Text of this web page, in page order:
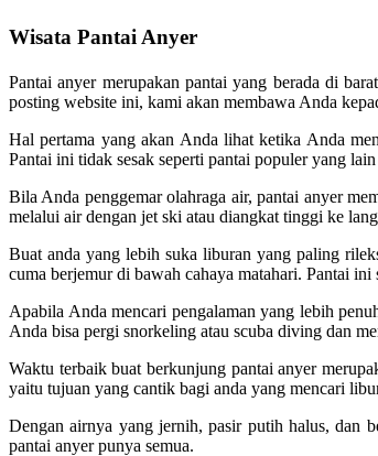
Wisata Pantai Anyer
Pantai anyer merupakan pantai yang berada di
posting website ini, kami akan membawa Anda
Hal pertama yang akan Anda lihat ketika Anda
Pantai ini tidak sesak seperti pantai populer yang
Bila Anda penggemar olahraga air, pantai anyer
melalui air dengan jet ski atau diangkat tinggi ke
Buat anda yang lebih suka liburan yang paling
cuma berjemur di bawah cahaya matahari. Pantai
Apabila Anda mencari pengalaman yang lebih
Anda bisa pergi snorkeling atau scuba diving dan
Waktu terbaik buat berkunjung pantai anyer
yaitu tujuan yang cantik bagi anda yang mencari
Dengan airnya yang jernih, pasir putih halus, dan
pantai anyer punya semua.